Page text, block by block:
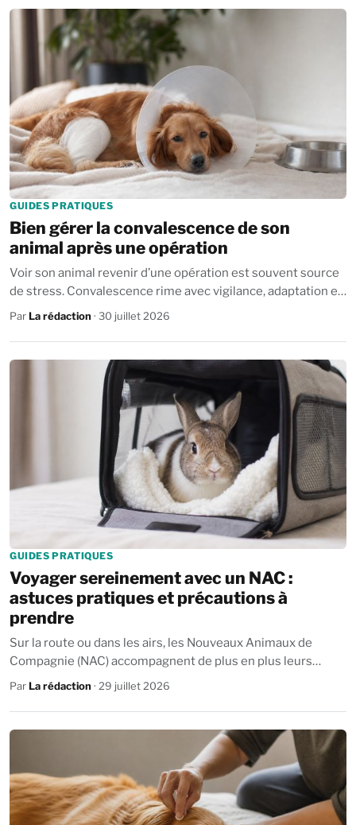
GUIDES PRATIQUES
Bien gérer la convalescence de son
animal après une opération
Voir son animal revenir d’une opération est souvent source
de stress. Convalescence rime avec vigilance, adaptation et
douceur. Un bon...
Par La rédaction · 30 juillet 2026
GUIDES PRATIQUES
Voyager sereinement avec un NAC :
astuces pratiques et précautions à
prendre
Sur la route ou dans les airs, les Nouveaux Animaux de
Compagnie (NAC) accompagnent de plus en plus leurs
propriétaires. Lapins, furets, reptiles...
Par La rédaction · 29 juillet 2026